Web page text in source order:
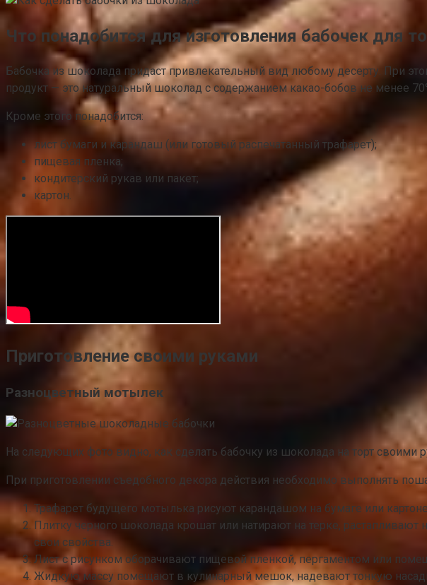
Что понадобится для изготовления бабочек для
Бабочка из шоколада придаст привлекательный вид любому десерту. При
продукт — это натуральный шоколад с содержанием какао-бобов не менее
Кроме этого понадобится:
лист бумаги и карандаш (или готовый распечатанный трафарет);
пищевая пленка;
кондитерский рукав или пакет;
картон.
Приготовление своими руками
Разноцветный мотылек
На следующих фото видно, как сделать бабочку из шоколада на торт своими
При приготовлении съедобного декора действия необходимо выполнять
Трафарет будущего мотылька рисуют карандашом на бумаге или
Плитку черного шоколада крошат или натирают на терке, растапливают
свои свойства.
Лист с рисунком оборачивают пищевой пленкой, пергаментом или
Жидкую массу помещают в кулинарный мешок, надевают тонкую